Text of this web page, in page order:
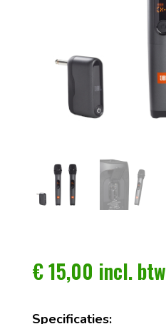
€15,00 incl. btw
Specificaties: